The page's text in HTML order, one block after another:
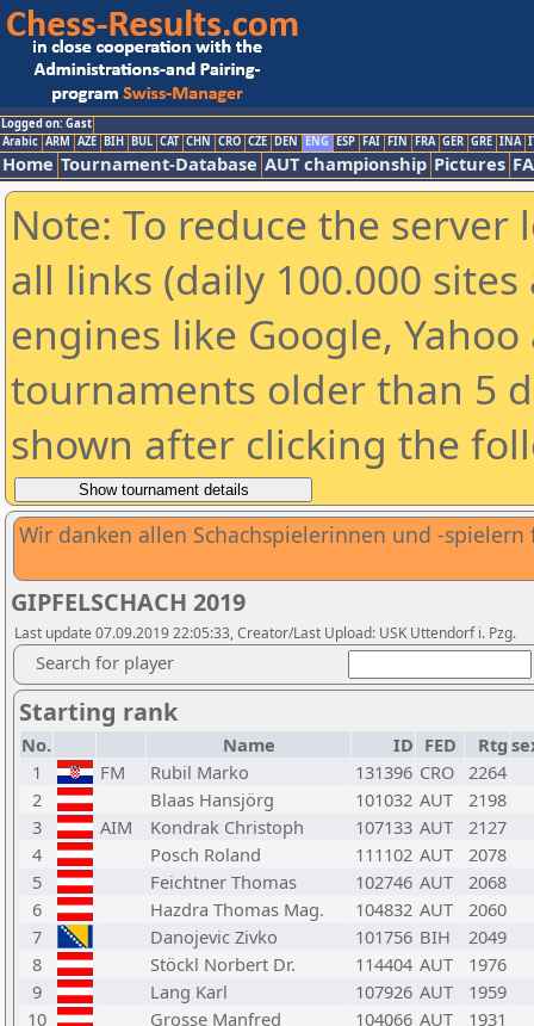
Logged on: Gast
Arabic ARM AZE BIH BUL CAT CHN CRO CZE DEN ENG ESP FAI FIN FRA GER GRE INA
Home Tournament-Database AUT championship Pictures
Note: To reduce the
all links (daily 100.000
engines like Google,
tournaments older than 5
shown after clicking the
Wir danken allen Schachspielerinnen und -
GIPFELSCHACH 2019
Last update 07.09.2019 22:05:33, Creator/Last Upload: USK Uttendorf i. Pzg.
Search for player
Starting rank
No. Name ID FED Rtg
1
FM Rubil Marko 131396 CRO 2264
2
Blaas Hansjörg 101032 AUT
2198
3
AIM Kondrak Christoph 107133 AUT
2127
4
Posch Roland 111102 AUT
2078
5
Feichtner Thomas 102746 AUT
2068
6
Hazdra Thomas Mag. 104832 AUT
2060
7
Danojevic Zivko 101756 BIH
2049
8
Stöckl Norbert Dr. 114404 AUT
1976
9
Lang Karl 107926 AUT
1959
10
Grosse Manfred 104066 AUT
1931